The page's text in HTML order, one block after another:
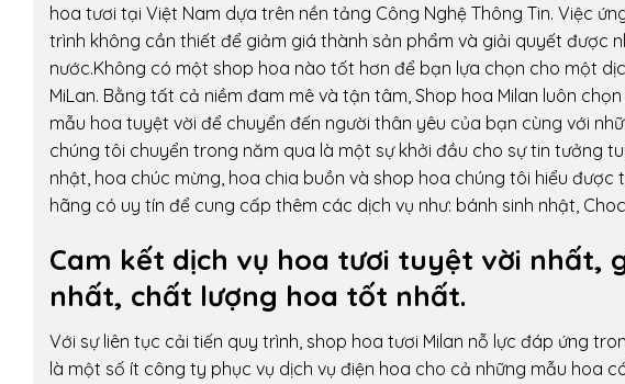
hoa tươi tại Việt Nam dựa trên nền tảng Công Nghệ Thông Tin. Việc
trình không cần thiết để giảm giá thành sản phẩm và giải quyết được
nước.Không có một shop hoa nào tốt hơn để bạn lựa chọn cho một
MiLan. Bằng tất cả niềm đam mê và tận tâm, Shop hoa Milan luôn
mẫu hoa tuyệt vời để chuyển đến người thân yêu của bạn cùng với
chúng tôi chuyển trong năm qua là một sự khởi đầu cho sự tin tưởng
nhật, hoa chúc mừng, hoa chia buồn và shop hoa chúng tôi hiểu
hãng có uy tín để cung cấp thêm các dịch vụ như: bánh sinh nhật,
Cam kết dịch vụ hoa tươi tuyệt vời nhất,
nhất, chất lượng hoa tốt nhất.
Với sự liên tục cải tiến quy trình, shop hoa tươi Milan nỗ lực đáp ứng
là một số ít công ty phục vụ dịch vụ điện hoa cho cả những mẫu hoa